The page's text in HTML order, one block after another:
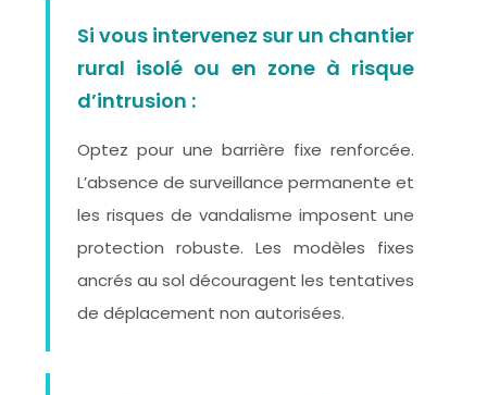
Si vous intervenez sur un chantier
rural isolé ou en zone à risque
d’intrusion :
Optez pour une barrière fixe renforcée.
L’absence de surveillance permanente et
les risques de vandalisme imposent une
protection robuste. Les modèles fixes
ancrés au sol découragent les tentatives
de déplacement non autorisées.